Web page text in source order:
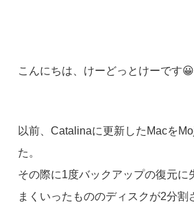
こんにちは、けーどっとけーです😀
以前、Catalinaに更新したMacを
た。
その際に1度バックアップの復元に
まくいったもののディスクが2分割